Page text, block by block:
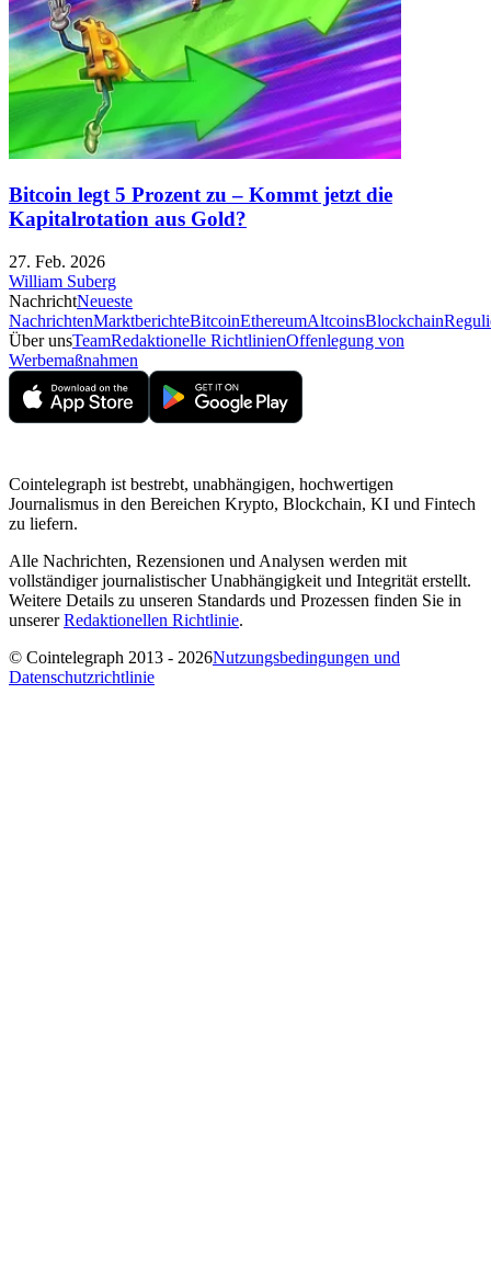
Bitcoin legt 5 Prozent zu – Kommt jetzt die
Kapitalrotation aus Gold?
27. Feb. 2026
William Suberg
NachrichtNeueste
NachrichtenMarktberichteBitcoinEthereumAltcoinsBlockchain
Über unsTeamRedaktionelle RichtlinienOffenlegung von
Werbemaßnahmen
Cointelegraph ist bestrebt, unabhängigen, hochwertigen
Journalismus in den Bereichen Krypto, Blockchain, KI und Fintech
zu liefern.
Alle Nachrichten, Rezensionen und Analysen werden mit
vollständiger journalistischer Unabhängigkeit und Integrität erstellt.
Weitere Details zu unseren Standards und Prozessen finden Sie in
unsererRedaktionellen Richtlinie.
© Cointelegraph 2013 - 2026Nutzungsbedingungen und
Datenschutzrichtlinie